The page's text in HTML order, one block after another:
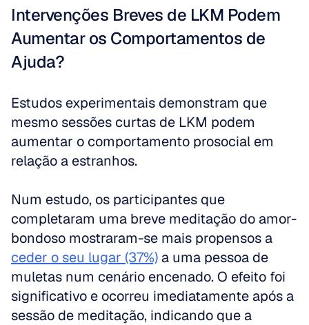
Intervenções Breves de LKM Podem
Aumentar os Comportamentos de
Ajuda?
Estudos experimentais demonstram que
mesmo sessões curtas de LKM podem
aumentar o comportamento prosocial em
relação a estranhos.
Num estudo, os participantes que
completaram uma breve meditação do amor-
ceder o seu lugar (37%) a uma pessoa de
muletas num cenário encenado. O efeito foi
significativo e ocorreu imediatamente após a
sessão de meditação, indicando que a